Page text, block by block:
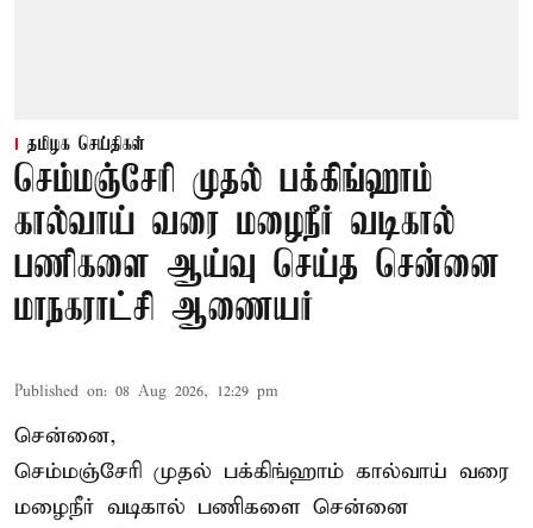
தமிழக செய்திகள்
செம்மஞ்சேரி முதல் பக்கிங்ஹாம்
கால்வாய் வரை மழைநீர் வடிகால்
பணிகளை ஆய்வு செய்த சென்னை
மாநகராட்சி ஆணையர்
Published on: 08 Aug 2026, 12:29 pm
சென்னை,
செம்மஞ்சேரி முதல் பக்கிங்ஹாம் கால்வாய் வரை
மழைநீர் வடிகால் பணிகளை சென்னை